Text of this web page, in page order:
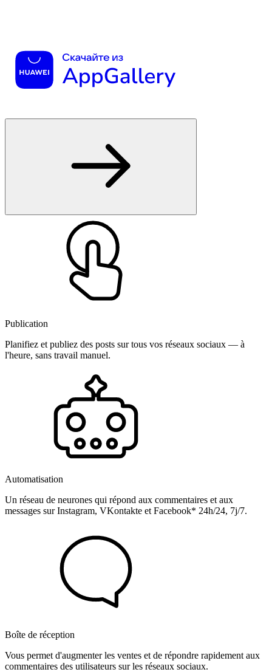
Publication
Planifiez et publiez des posts sur tous vos réseaux sociaux — à
l'heure, sans travail manuel.
Automatisation
Un réseau de neurones qui répond aux commentaires et aux
messages sur Instagram, VKontakte et Facebook* 24h/24, 7j/7.
Boîte de réception
Vous permet d'augmenter les ventes et de répondre rapidement aux
commentaires des utilisateurs sur les réseaux sociaux.